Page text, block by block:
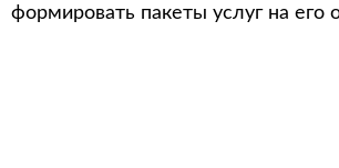
формировать пакеты услуг на его